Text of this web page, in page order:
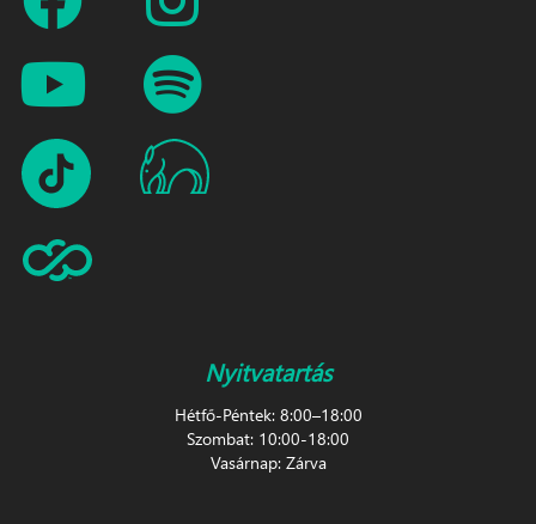
Nyitvatartás
Hétfő-Péntek: 8:00–18:00
Szombat: 10:00-18:00
Vasárnap: Zárva